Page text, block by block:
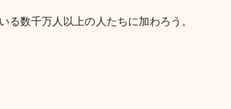
数千万人以上の人たちに加わろう。